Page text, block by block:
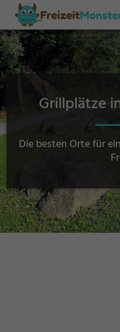
Grillplätze
Die besten Orte für